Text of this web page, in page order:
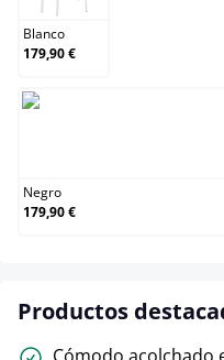
Blanco
179,90 €
Negro
179,90 €
Productos